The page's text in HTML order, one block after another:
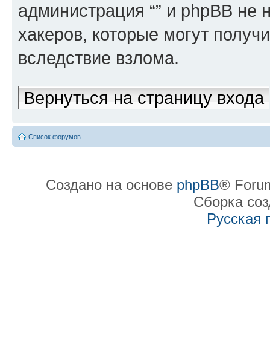
администрация “” и phpBB не
хакеров, которые могут
вследствие взлома.
Вернуться на страницу входа
Список форумов
Создано на основе phpBB®
Сборка
Русская